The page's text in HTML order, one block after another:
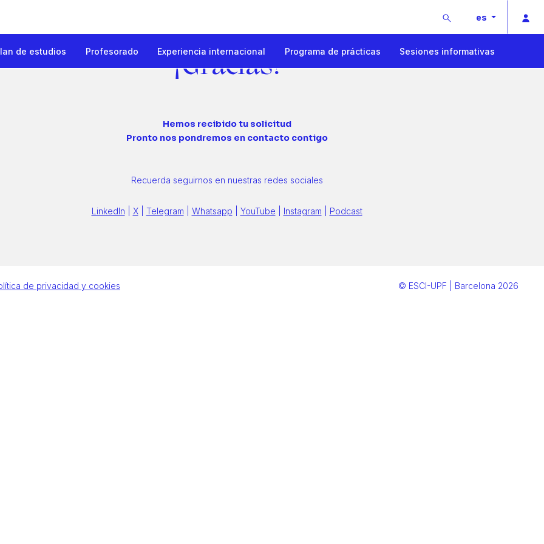
Buscar es
Marketing Internacionales
de estudios Profesorado Experiencia internacional Programa de prácticas Sesiones informativas
¡Gracias!
Hemos recibido tu solicitud
Pronto nos pondremos en contacto contigo
Recuerda seguirnos en nuestras redes sociales
LinkedIn X| Telegram Whatsapp YouTube Instagram Podcast
de privacidad y cookies © ESCI-UPF | Barcelona 2026